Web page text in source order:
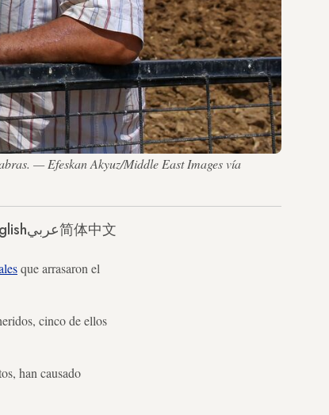
— Efeskan Akyuz/Middle East Images vía
عربي简体中文
que arrasaron el
cinco de ellos
han causado